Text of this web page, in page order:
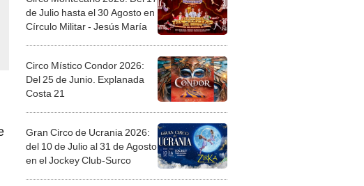
Círculo Militar - Jesús María
Circo Místico Condor 2026:
Del 25 de Junio. Explanada
Costa 21
Gran Circo de Ucrania 2026:
del 10 de Julio al 31 de Agosto
en el Jockey Club-Surco
La Casa de Timoteo 2026: Del